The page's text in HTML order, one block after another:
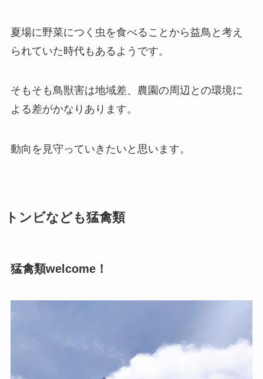
夏場に野菜につく虫を食べることから益鳥と考え
られていた時代もあるようです。
そもそも鳥獣害は地域差、農園の周辺との環境に
よる差がかなりあります。
動向を見守っていきたいと思います。
トンビなども猛禽類
猛禽類welcome！